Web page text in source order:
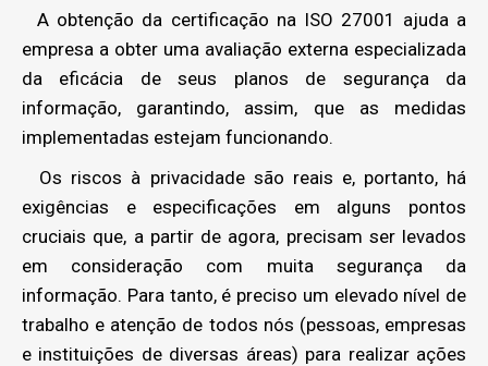
A obtenção da certificação na ISO 27001 ajuda a
empresa a obter uma avaliação externa especializada
da eficácia de seus planos de segurança da
informação, garantindo, assim, que as medidas
implementadas estejam funcionando.
Os riscos à privacidade são reais e, portanto, há
exigências e especificações em alguns pontos
cruciais que, a partir de agora, precisam ser levados
em consideração com muita segurança da
informação. Para tanto, é preciso um elevado nível de
trabalho e atenção de todos nós (pessoas, empresas
e instituições de diversas áreas) para realizar ações